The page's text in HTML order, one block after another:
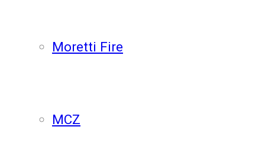
Moretti Fire
MCZ